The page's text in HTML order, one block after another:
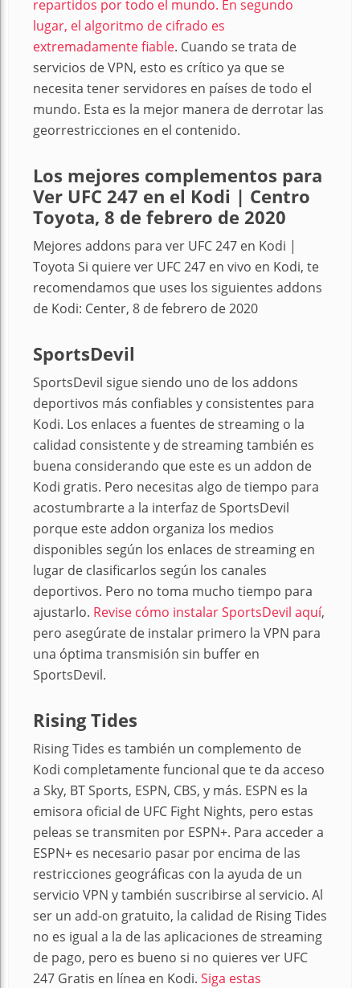
repartidos por todo el mundo. En segundo
lugar, el algoritmo de cifrado es
extremadamente fiable. Cuando se trata de
servicios de VPN, esto es crítico ya que se
necesita tener servidores en países de todo el
mundo. Esta es la mejor manera de derrotar las
georrestricciones en el contenido.
Los mejores complementos para
Ver UFC 247 en el Kodi | Centro
Toyota, 8 de febrero de 2020
Mejores addons para ver UFC 247 en Kodi |
Toyota Si quiere ver UFC 247 en vivo en Kodi, te
recomendamos que uses los siguientes addons
de Kodi: Center, 8 de febrero de 2020
SportsDevil
SportsDevil sigue siendo uno de los addons
deportivos más confiables y consistentes para
Kodi. Los enlaces a fuentes de streaming o la
calidad consistente y de streaming también es
buena considerando que este es un addon de
Kodi gratis. Pero necesitas algo de tiempo para
acostumbrarte a la interfaz de SportsDevil
porque este addon organiza los medios
disponibles según los enlaces de streaming en
lugar de clasificarlos según los canales
deportivos. Pero no toma mucho tiempo para
ajustarlo. Revise cómo instalar SportsDevil aquí,
pero asegúrate de instalar primero la VPN para
una óptima transmisión sin buffer en
SportsDevil.
Rising Tides
Rising Tides es también un complemento de
Kodi completamente funcional que te da acceso
a Sky, BT Sports, ESPN, CBS, y más. ESPN es la
emisora oficial de UFC Fight Nights, pero estas
peleas se transmiten por ESPN+. Para acceder a
ESPN+ es necesario pasar por encima de las
restricciones geográficas con la ayuda de un
servicio VPN y también suscribirse al servicio. Al
ser un add-on gratuito, la calidad de Rising Tides
no es igual a la de las aplicaciones de streaming
de pago, pero es bueno si no quieres ver UFC
247 Gratis en línea en Kodi. Siga estas